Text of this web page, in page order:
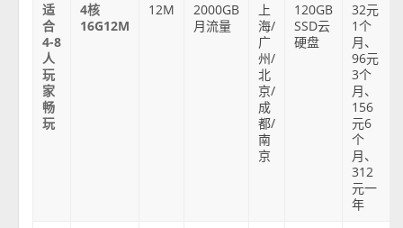
适
合
4-8
人
玩
家
畅
玩
4核
16G12M
12M
2000GB
月流量
上
海/
广
州/
北
京/
成
都/
南
京
120GB
SSD云
硬盘
32元
1个
月、
96元
3个
月、
156
元6
个
月、
312
元一
年